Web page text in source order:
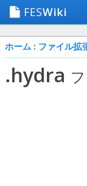
FESWiki
ホーム : ファイル拡
.hydra